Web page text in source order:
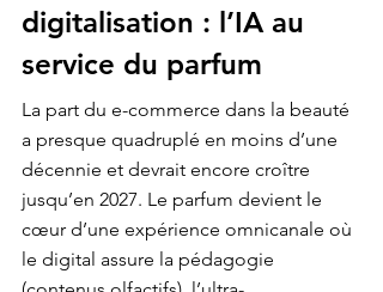
digitalisation : l’IA au
service du parfum
La part du e-commerce dans la beauté
a presque quadruplé en moins d’une
décennie et devrait encore croître
jusqu’en 2027. Le parfum devient le
cœur d’une expérience omnicanale où
le digital assure la pédagogie